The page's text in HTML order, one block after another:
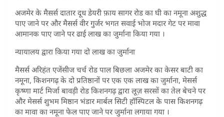
अजमेर के मैसर्स दातार दूध डेयरी फ़ाय सागर रोड का घी का नमूना अशुद्ध
पाए जाने पर और मैसर्स वीर गुर्जर भगत सवाई भोज मदार गेट पर मावा
आमानक पाए जाने पर ढाई लाख का जुर्माना किया गया ।
न्यायालय द्वारा किया गया दो लाख का जुर्माना
मैसर्स अरिहंत एजेंसीज चर्च रोड पाल बिछला अजमेर का केसर बाटी का
नमूना, किशनगढ़ के दो प्रतिष्ठानों पर एक एक लाख का जुर्माना, मेसर्स
कृष्णा मार्ट मिर्जा बावड़ी रोड किशनगढ़ द्वारा लूज़ सरसों का तेल बेचने पर
और मेसर्स शुभम मिष्ठान भंडार मार्बल सिटी हॉस्पिटल के पास किशनगढ़
का मावा का नमूना फेल पाए जाने पर जुर्माना लगाया गया ।